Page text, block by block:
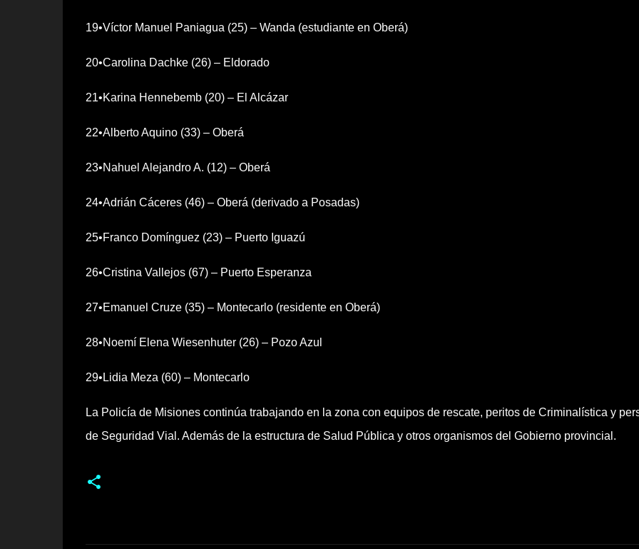
19•Víctor Manuel Paniagua (25) – Wanda (estudiante en Oberá)
20•Carolina Dachke (26) – Eldorado
21•Karina Hennebemb (20) – El Alcázar
22•Alberto Aquino (33) – Oberá
23•Nahuel Alejandro A. (12) – Oberá
24•Adrián Cáceres (46) – Oberá (derivado a Posadas)
25•Franco Domínguez (23) – Puerto Iguazú
26•Cristina Vallejos (67) – Puerto Esperanza
27•Emanuel Cruze (35) – Montecarlo (residente en Oberá)
28•Noemí Elena Wiesenhuter (26) – Pozo Azul
29•Lidia Meza (60) – Montecarlo
La Policía de Misiones continúa trabajando en la zona con equipos de rescate, peritos de Criminalística y
de Seguridad Vial. Además de la estructura de Salud Pública y otros organismos del Gobierno provincial.